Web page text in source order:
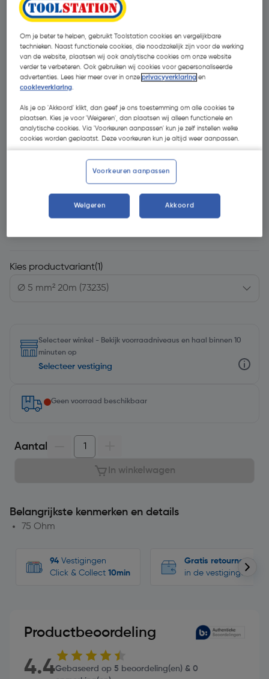
- 19 %
Kies productvariant(1)
Selecteer winkel - Bekijk voorraadniveaus en haal binnen 10
minuten op
Selecteer vestiging
Geen voorraad beschikbaar
Aantal
In winkelwagen
Belangrijkste kenmerken en details
75 Ohm
94 Vestigingen
Click & Collect 10min
Gratis retourneren
in de vestigingen
Productbeoordeling
4.4Gebaseerd op 5 beoordeling(en) & 0
Om je beter te helpen, gebruikt Toolstation cookies en vergelijkbare
technieken. Naast functionele cookies, die noodzakelijk zijn voor de werking
van de website, plaatsen wij ook analytische cookies om onze website
verder te verbeteren. Ook gebruiken wij cookies voor gepersonaliseerde
advertenties. Lees hier meer over in onzeprivacyverklaring en
cookieverklaring.
Als je op 'Akkoord' klikt, dan geef je ons toestemming om alle cookies te
plaatsen. Kies je voor 'Weigeren', dan plaatsen wij alleen functionele en
analytische cookies. Via 'Voorkeuren aanpassen' kun je zelf instellen welke
cookies worden geplaatst. Deze voorkeuren kun je altijd weer aanpassen.
Voorkeuren aanpassen
Weigeren Akkoord